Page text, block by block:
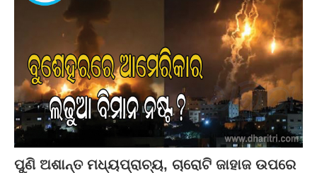
ପୁଣି ଅଶାନ୍ତ ମଧ୍ୟପ୍ରାଚ୍ୟ, ଚାରୋଟି ଜାହାଜ ଉପରେ